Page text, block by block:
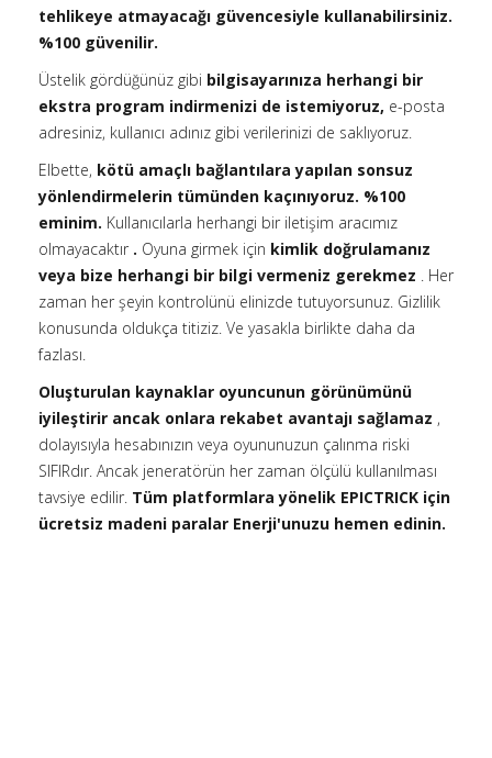
tehlikeye atmayacağı güvencesiyle kullanabilirsiniz.
%100 güvenilir.
Üstelik gördüğünüz gibi bilgisayarınıza herhangi bir
ekstra program indirmenizi de istemiyoruz, e-posta
adresiniz, kullanıcı adınız gibi verilerinizi de saklıyoruz.
Elbette, kötü amaçlı bağlantılara yapılan sonsuz
yönlendirmelerin tümünden kaçınıyoruz. %100
eminim. Kullanıcılarla herhangi bir iletişim aracımız
olmayacaktır . Oyuna girmek için kimlik doğrulamanız
veya bize herhangi bir bilgi vermeniz gerekmez . Her
zaman her şeyin kontrolünü elinizde tutuyorsunuz. Gizlilik
konusunda oldukça titiziz. Ve yasakla birlikte daha da
fazlası.
Oluşturulan kaynaklar oyuncunun görünümünü
iyileştirir ancak onlara rekabet avantajı sağlamaz ,
dolayısıyla hesabınızın veya oyununuzun çalınma riski
SIFIRdır. Ancak jeneratörün her zaman ölçülü kullanılması
tavsiye edilir. Tüm platformlara yönelik EPICTRICK için
ücretsiz madeni paralar Enerji'unuzu hemen edinin.